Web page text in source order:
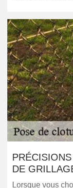
DE
Lorsque vous